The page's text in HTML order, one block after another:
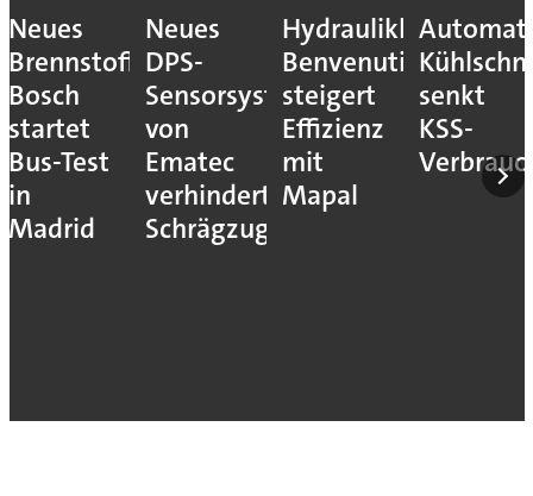
Neues
Brennstoffzellensystem:
Bosch
startet
Bus-Test
in
Madrid
Neues
DPS-
Sensorsystem
von
Ematec
verhindert
Schrägzug
Hydraulikhersteller
Benvenuti
steigert
Effizienz
mit
Mapal
senkt
KSS-